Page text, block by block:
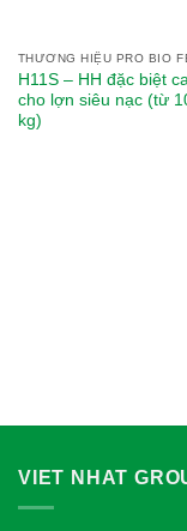
THƯƠNG HIỆU PRO BIO
H11S – HH đặc biệt
cho lợn siêu nạc (từ
kg)
VIET NHAT